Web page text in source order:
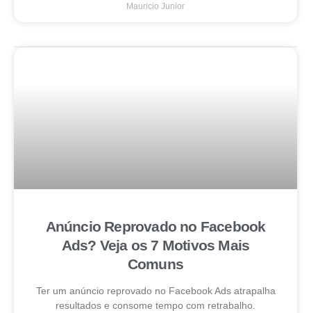
Mauricio Junior
Anúncio Reprovado no Facebook
Ads? Veja os 7 Motivos Mais
Comuns
Ter um anúncio reprovado no Facebook Ads atrapalha
resultados e consome tempo com retrabalho.